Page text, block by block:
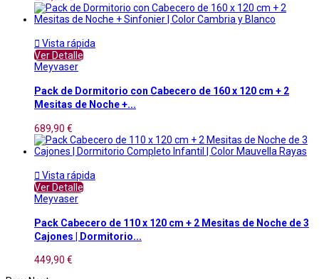
 Vista rápida
Ver Detalle
Meyvaser
Pack de Dormitorio con Cabecero de 160 x 120 cm + 2
Mesitas de Noche +...
689,90 €
 Vista rápida
Ver Detalle
Meyvaser
Pack Cabecero de 110 x 120 cm + 2 Mesitas de Noche de 3
Cajones | Dormitorio...
449,90 €